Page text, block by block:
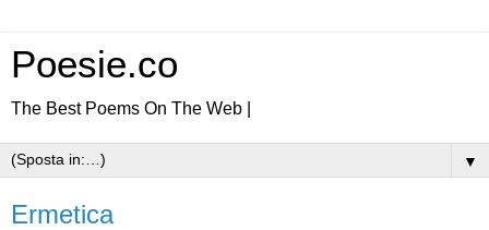
Poesie.co
The Best Poems On The Web |
▼
Ermetica